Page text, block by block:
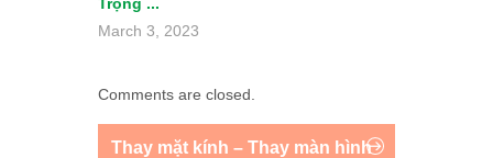
March 3, 2023
Comments are closed.
Thay mặt kính – Thay màn hình